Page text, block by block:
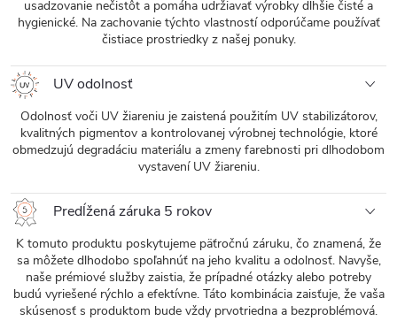
usadzovanie nečistôt a pomáha udržiavať výrobky dlhšie čisté a
hygienické. Na zachovanie týchto vlastností odporúčame používať
čistiace prostriedky z našej ponuky.
UV odolnosť
Odolnosť voči UV žiareniu je zaistená použitím UV stabilizátorov,
kvalitných pigmentov a kontrolovanej výrobnej technológie, ktoré
obmedzujú degradáciu materiálu a zmeny farebnosti pri dlhodobom
vystavení UV žiareniu.
Predĺžená záruka 5 rokov
K tomuto produktu poskytujeme päťročnú záruku, čo znamená, že
sa môžete dlhodobo spoľahnúť na jeho kvalitu a odolnosť. Navyše,
naše prémiové služby zaistia, že prípadné otázky alebo potreby
budú vyriešené rýchlo a efektívne. Táto kombinácia zaisťuje, že vaša
skúsenosť s produktom bude vždy prvotriedna a bezproblémová.